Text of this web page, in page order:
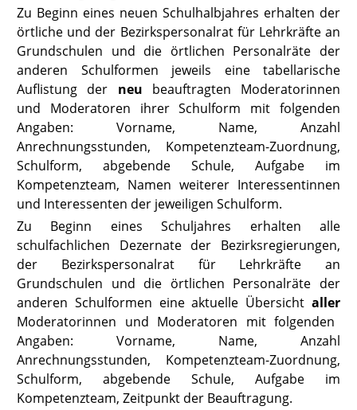
Zu Beginn eines neuen Schulhalbjahres erhalten der
örtliche und der Bezirkspersonalrat für Lehrkräfte an
Grundschulen und die örtlichen Personalräte der
anderen Schulformen jeweils eine tabellarische
Auflistung der neu beauftragten Moderatorinnen
und Moderatoren ihrer Schulform mit folgenden
Angaben: Vorname, Name, Anzahl
Anrechnungsstunden, Kompetenzteam-Zuordnung,
Schulform, abgebende Schule, Aufgabe im
Kompetenzteam, Namen weiterer Interessentinnen
und Interessenten der jeweiligen Schulform.
Zu Beginn eines Schuljahres erhalten alle
schulfachlichen Dezernate der Bezirksregierungen,
der Bezirkspersonalrat für Lehrkräfte an
Grundschulen und die örtlichen Personalräte der
anderen Schulformen eine aktuelle Übersicht aller
Moderatorinnen und Moderatoren mit folgenden
Angaben: Vorname, Name, Anzahl
Anrechnungsstunden, Kompetenzteam-Zuordnung,
Schulform, abgebende Schule, Aufgabe im
Kompetenzteam, Zeitpunkt der Beauftragung.